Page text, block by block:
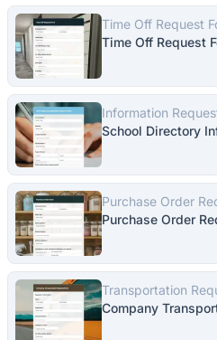
Time Off Request
Time Off Request
Information
School Directory
Purchase Order
Purchase Order
Transportation
Company